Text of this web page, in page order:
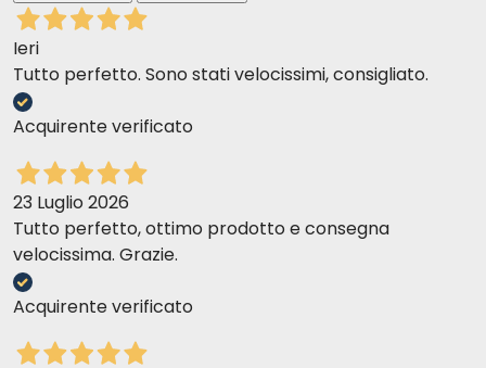
Ieri
Tutto perfetto. Sono stati velocissimi, consigliato.
Acquirente verificato
23 Luglio 2026
Tutto perfetto, ottimo prodotto e consegna
velocissima. Grazie.
Acquirente verificato